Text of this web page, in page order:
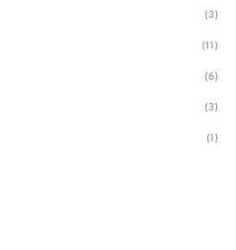
(3)
(11)
(6)
(3)
(1)